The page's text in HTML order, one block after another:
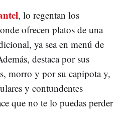
, lo regentan los
ofrecen platos de una
ya sea en menú de
destaca por sus
morro y por su capipota y,
y contundentes
que no te lo puedas perder